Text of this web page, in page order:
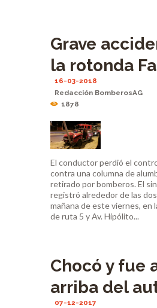
Grave
la rotonda
16-03-2018
Redacción BomberosAG
1878
El conductor perdió el
contra una columna de
retirado por bomberos. El
registró alrededor de las
mañana de este viernes, en
de ruta 5 y Av. Hipólito...
Chocó y fue
arriba del
07-12-2017